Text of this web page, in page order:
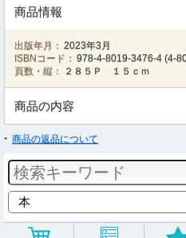
商品情報
出版年月： 2023年3月
ISBNコード： 978-4-8019-3476-4 (4-
頁数・縦：
２８５Ｐ １５ｃｍ
商品の内容
商品の返品について